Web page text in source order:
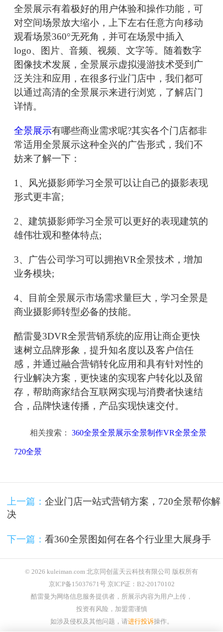
全景展示有着极好的用户体验和操作功能，可
对空间场景放大缩小，上下左右任意方向移动
观看场景360°无死角，并可在场景中插入
logo、图片、音频、视频、文字等。随着数字
图像技术发展，全景展示虚拟漫游技术受到广
泛关注和应用，在很多行业门店中，我们都可
以通过高清的全景展示来进行浏览，了解店门
详情。
全景展示有哪些商业需求呢?其实各个门店都非
常适用全景展示这种全兴的广告形式，我们不
妨来了解一下：
1、风光摄影师学习全景可以让自己的摄影表现
形式更丰富;
2、建筑摄影师学习全景可以更好的表现建筑的
雄伟壮观和整体特点;
3、广告公司学习可以拥抱VR全景技术，增加
业务模块;
4、目前全景展示市场需求量巨大，学习全景是
商业摄影师转型必备的技能。
酷雷曼3DVR全景营销系统的应用让商企更快
速树立品牌形象，提升知名度以及客户信任
感，并通过融合营销转化应用和具有针对性的
行业解决方案，更快速的实现客户转化以及留
存，帮助商家结合互联网实现与消费者快速结
合，品牌快速传播，产品实现快速交付。
相关搜索： 360全景全景展示全景制作VR全景全景
720全景
上一篇： 企业门店一站式营销方案，720全景帮你解
决
下一篇： 看360全景图如何在各个行业里大展身手
© 2026 kuleiman.com 北京同创蓝天云科技有限公司 版权所有
京ICP备15037671号 京ICP证：B2-20170102
酷雷曼为网络信息服务提供者，所展示内容为用户上传，
投资有风险，加盟需谨慎
如涉及侵权及其他问题，请进行投诉操作。